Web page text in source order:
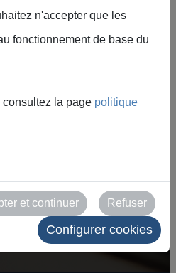
vitrine internationale
l'innovation et les
n'accepter que les
fonctionnement de base du
consultez la page politique
et continuer Refuser
Configurer cookies